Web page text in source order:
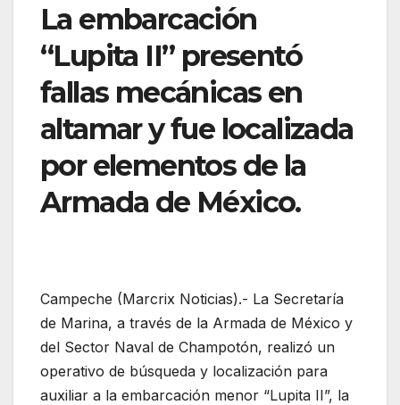
La embarcación
“Lupita II” presentó
fallas mecánicas en
altamar y fue localizada
por elementos de la
Armada de México.
Campeche (Marcrix Noticias).- La Secretaría
de Marina, a través de la Armada de México y
del Sector Naval de Champotón, realizó un
operativo de búsqueda y localización para
auxiliar a la embarcación menor “Lupita II”, la